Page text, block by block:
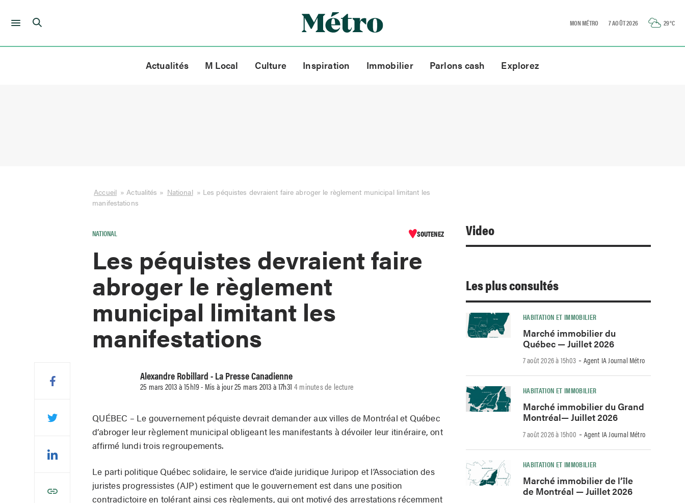
Skip
MON MÉTRO 7 AOÛT 2026 29°C
Actualités M Local Culture Inspiration Immobilier Parlons cash Explorez
Accueil »Actualités » National » Les péquistes devraient faire abroger le règlement municipal limitant les
manifestations
NATIONAL SOUTENEZ
Les péquistes devraient faire
abroger le règlement
municipal limitant les
manifestations
Alexandre Robillard - La Presse Canadienne
25 mars 2013 à 15h19 - Mis à jour 25 mars 2013 à 17h31 4 minutes de lecture
QUÉBEC – Le gouvernement péquiste devrait demander aux villes de Montréal et Québec
d’abroger leur règlement municipal obligeant les manifestants à dévoiler leur itinéraire, ont
affirmé lundi trois regroupements.
Le parti politique Québec solidaire, le service d’aide juridique Juripop et l’Association des
juristes progressistes (AJP) estiment que le gouvernement est dans une position
contradictoire en tolérant ainsi ces règlements, qui ont motivé des arrestations récemment
Video
Les plus consultés
HABITATION ET IMMOBILIER
Marché immobilier du
Québec — Juillet 2026
7 août 2026 à 15h03 -Agent IA Journal Métro
HABITATION ET IMMOBILIER
Marché immobilier du Grand
Montréal— Juillet 2026
7 août 2026 à 15h00 -Agent IA Journal Métro
HABITATION ET IMMOBILIER
Marché immobilier de l’île
de Montréal — Juillet 2026